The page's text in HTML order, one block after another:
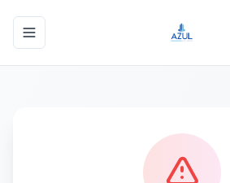
Toggle navigation menu